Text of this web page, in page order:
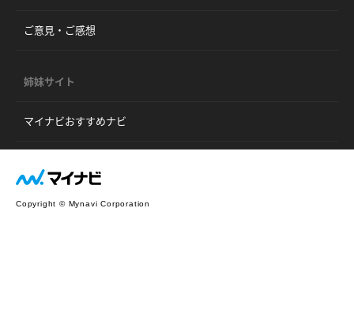
ご意見・ご感想
姉妹サイト
マイナビおすすめナビ
Copyright © Mynavi Corporation